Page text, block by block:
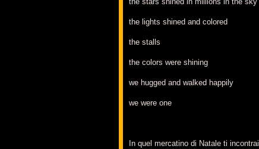
the lights shined and colored
the stalls
the colors were shining
we hugged and walked happily
we were one
In quel mercatino di Natale ti incontrai